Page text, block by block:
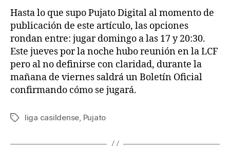
Hasta lo que supo Pujato Digital al momento de
publicación de este artículo, las opciones
rondan entre: jugar domingo a las 17 y 20:30.
Este jueves por la noche hubo reunión en la LCF
pero al no definirse con claridad, durante la
mañana de viernes saldrá un Boletín Oficial
confirmando cómo se jugará.
liga casildense, Pujato